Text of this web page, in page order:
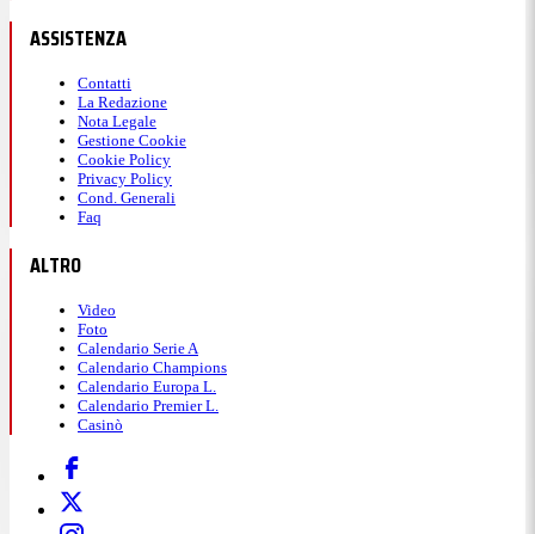
ASSISTENZA
Contatti
La Redazione
Nota Legale
Gestione Cookie
Cookie Policy
Privacy Policy
Cond. Generali
Faq
ALTRO
Video
Foto
Calendario Serie A
Calendario Champions
Calendario Europa L.
Calendario Premier L.
Casinò